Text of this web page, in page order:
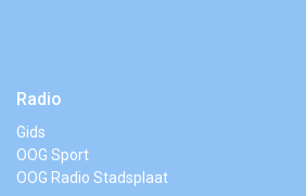
Radio
Gids
OOG Sport
OOG Radio Stadsplaat